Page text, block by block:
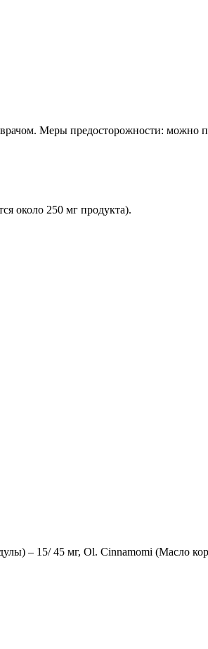
Меры предосторожности: можно
около 250 мг продукта).
– 15/ 45 мг, Ol. Cinnamomi (Mасло